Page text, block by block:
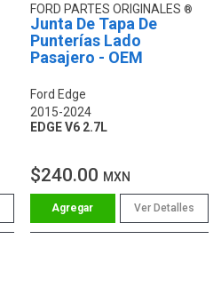
FORD PARTES ORIGINALES
Junta De Tapa De
Punterías Lado
Pasajero - OEM
Ford Edge
2015-2024
EDGE V6 2.7L
$240.00 MXN
Ver Detalles